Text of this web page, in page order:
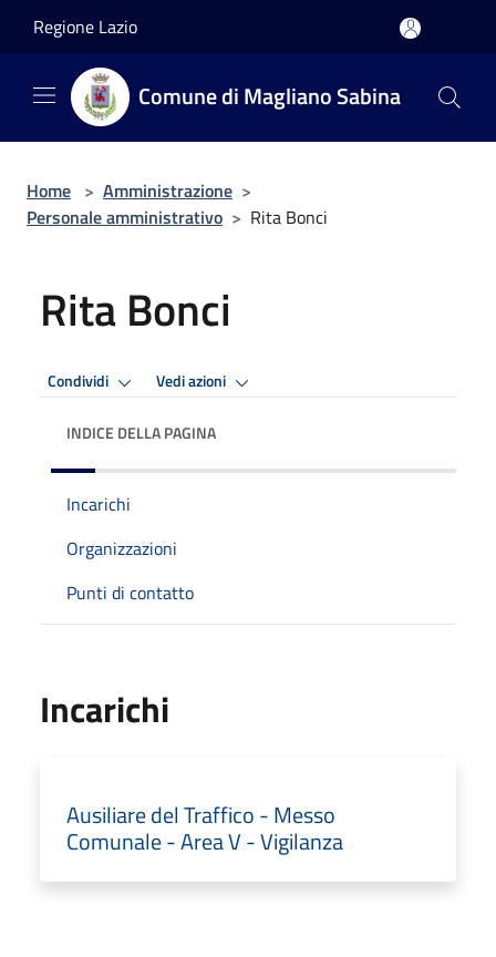
Regione Lazio
Comune di Magliano Sabina
Home > Amministrazione >
Personale amministrativo > Rita Bonci
Rita Bonci
Condividi Vedi azioni
INDICE DELLA PAGINA
Incarichi
Organizzazioni
Punti di contatto
Incarichi
Ausiliare del Traffico - Messo
Comunale - Area V - Vigilanza